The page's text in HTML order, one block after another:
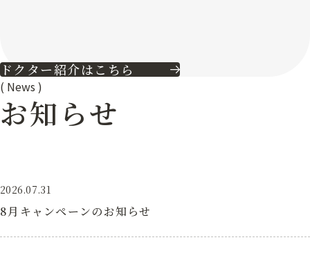
ドクター紹介はこちら
( News )
お知らせ
2026.07.31
8月キャンペーンのお知らせ